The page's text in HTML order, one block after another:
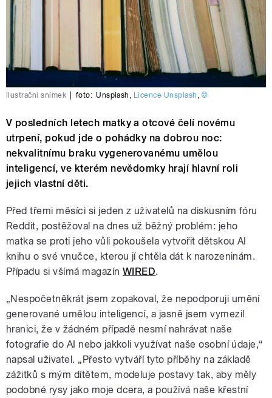
Ilustrační snímek foto: Unsplash Licence Unsplash ©
V posledních letech matky a otcové čelí novému
utrpení, pokud jde o pohádky na dobrou noc:
nekvalitnímu braku vygenerovanému umělou
inteligencí, ve kterém nevědomky hrají hlavní roli
jejich vlastní děti.
Před třemi měsíci si jeden z uživatelů na diskusním fóru
Reddit, postěžoval na dnes už běžný problém: jeho
matka se proti jeho vůli pokoušela vytvořit dětskou AI
knihu o své vnučce, kterou jí chtěla dát k narozeninám.
Případu si všímá magazín WIRED.
„Nespočetněkrát jsem zopakoval, že nepodporuji umění
generované umělou inteligencí, a jasně jsem vymezil
hranici, že v žádném případě nesmí nahrávat naše
fotografie do AI nebo jakkoli využívat naše osobní údaje,“
napsal uživatel. „Přesto vytváří tyto příběhy na základě
zážitků s mým dítětem, modeluje postavy tak, aby měly
podobné rysy jako moje dcera, a používá naše křestní